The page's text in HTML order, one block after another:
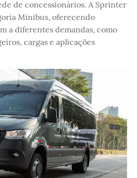
de concessionários. A Sprinter
Minibus, oferecendo
a diferentes demandas, como
cargas e aplicações